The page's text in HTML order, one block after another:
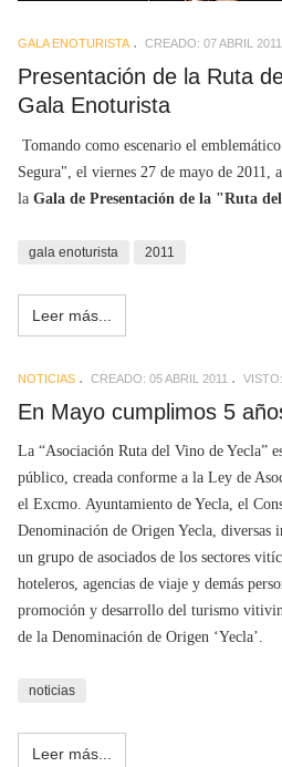
GALA ENOTURISTA CREADO: 07 ABRIL 2011
Presentación de la Ruta
Gala Enoturista
Tomando como escenario el
Segura", el viernes 27 de mayo de 2011,
la Gala de Presentación de la "Ruta
gala enoturista 2011
Leer más...
NOTICIAS CREADO: 05 ABRIL 2011
En Mayo cumplimos 5
La “Asociación Ruta del Vino de Yecla”
público, creada conforme a la Ley de
el Excmo. Ayuntamiento de Yecla, el
Denominación de Origen Yecla, diversas
un grupo de asociados de los sectores
hoteleros, agencias de viaje y demás
promoción y desarrollo del turismo
de la Denominación de Origen ‘Yecla’.
noticias
Leer más...